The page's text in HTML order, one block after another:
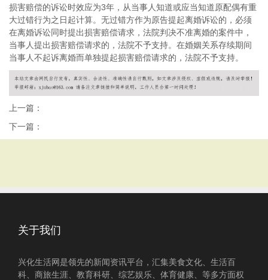
损害赔偿的诉讼时效应为3年，从当事人知道或应当知道原配偶有重
大过错行为之日起计算。无过错方作为原告提起离婚诉讼的，必须
在离婚诉讼同时提出损害赔偿请求，法院判决不准离婚的案件中，
当事人提出损害赔偿请求的，法院不予支持。在婚姻关系存续期间
当事人不起诉离婚而单独提起损害赔偿请求的，法院不予支持。
上一篇：
下一篇：
关于我们
兴化生活网是领先的新闻资讯平台，汇集美食文化、生活百
科、商旅生涯、教育科研、综艺娱乐、体育健康、等多方面权